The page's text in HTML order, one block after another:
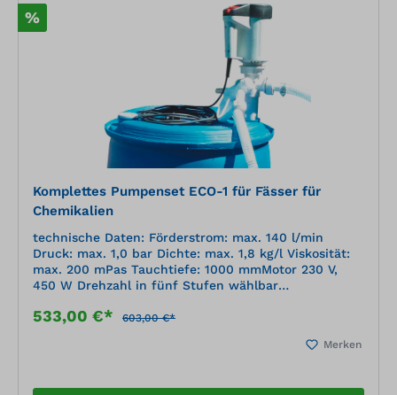
%
Komplettes Pumpenset ECO-1 für Fässer für
Chemikalien
technische Daten: Förderstrom: max. 140 l/min
Druck: max. 1,0 bar Dichte: max. 1,8 kg/l Viskosität:
max. 200 mPas Tauchtiefe: 1000 mmMotor 230 V,
450 W Drehzahl in fünf Stufen wählbar
Viton 2 m PVC-Schlauch DN 19, Zapfpistole
533,00 €* 603,00 €*
Merken